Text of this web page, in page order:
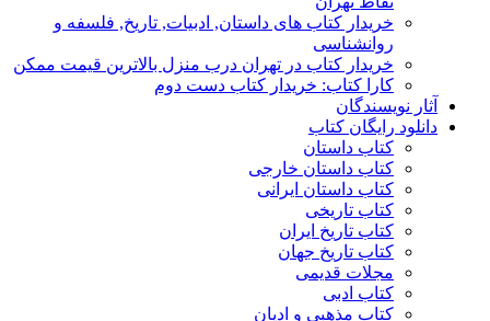
خریدار کتاب های داستان, ادبیات, تاریخ, فلسفه و
روانشناسی
خریدار کتاب در تهران درب منزل بالاترین قیمت ممکن
کارا کتاب: خریدار کتاب دست دوم
آثار نویسندگان
دانلود رایگان کتاب
کتاب داستان
کتاب داستان خارجی
کتاب داستان ایرانی
کتاب تاریخی
کتاب تاریخ ایران
کتاب تاریخ جهان
مجلات قدیمی
کتاب ادبی
کتاب مذهبی و ادیان